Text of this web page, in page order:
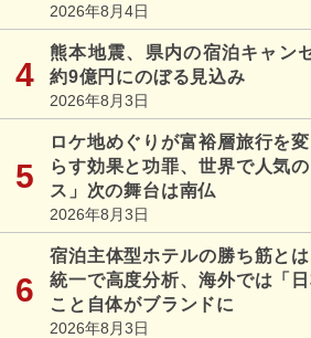
2026年8月4日
熊本地震、県内の宿泊キャン
約9億円にのぼる見込み
2026年8月3日
ロケ地めぐりが富裕層旅行を
らす効果と功罪、世界で人気
ス」次の舞台は南仏
2026年8月3日
宿泊主体型ホテルの勝ち筋と
統一で高度分析、海外では「
こと自体がブランドに
2026年8月3日